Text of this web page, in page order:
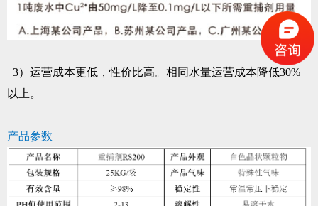
3）运营成本更低，性价比高。相同水量运营成本降低30%
以上。
产品参数